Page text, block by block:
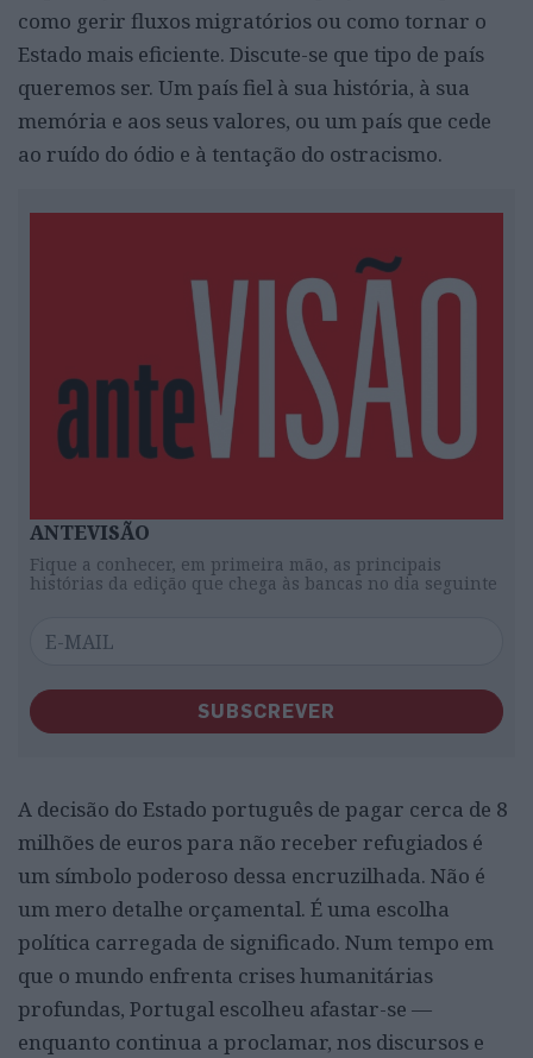
como gerir fluxos migratórios ou como tornar o
Estado mais eficiente. Discute-se que tipo de país
queremos ser. Um país fiel à sua história, à sua
memória e aos seus valores, ou um país que cede
ao ruído do ódio e à tentação do ostracismo.
ANTEVISÃO
Fique a conhecer, em primeira mão, as principais
histórias da edição que chega às bancas no dia seguinte
SUBSCREVER
A decisão do Estado português de pagar cerca de 8
milhões de euros para não receber refugiados é
um símbolo poderoso dessa encruzilhada. Não é
um mero detalhe orçamental. É uma escolha
política carregada de significado. Num tempo em
que o mundo enfrenta crises humanitárias
profundas, Portugal escolheu afastar-se —
enquanto continua a proclamar, nos discursos e